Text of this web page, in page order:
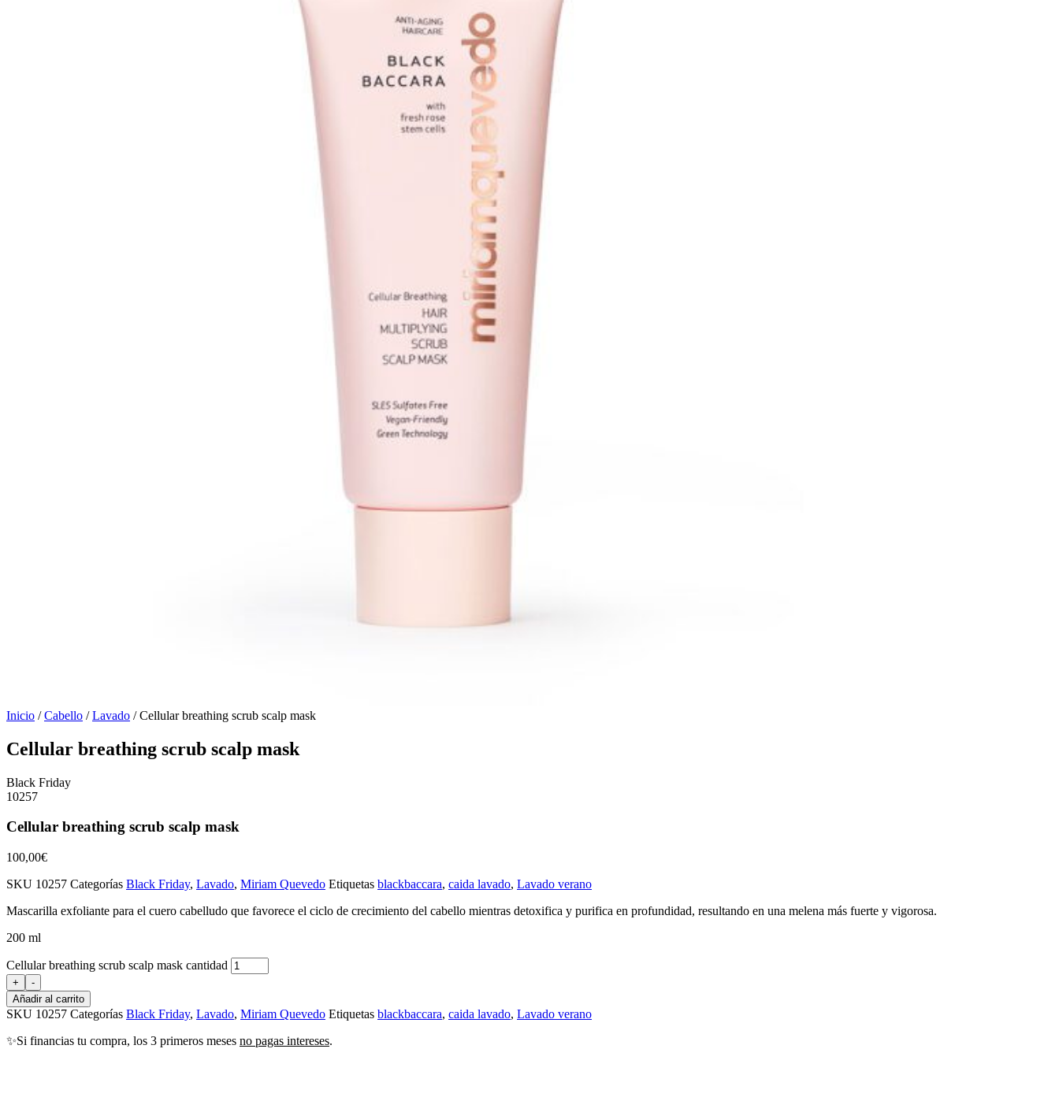
Inicio /Cabello /Lavado / Cellular breathing scrub scalp mask
Cellular breathing scrub scalp mask
Black Friday
10257
Cellular breathing scrub scalp mask
100,00€
SKU 10257 Categorías Black Friday, Lavado, Miriam Quevedo Etiquetas blackbaccara, caida lavado, Lavado verano
Mascarilla exfoliante para el cuero cabelludo que favorece el ciclo de crecimiento del cabello mientras detoxifica y purifica en profundidad, resultando en una melena más fuerte y vigorosa.
200 ml
Cellular breathing scrub scalp mask cantidad
+
-
Añadir al carrito
SKU 10257 Categorías Black Friday, Lavado, Miriam Quevedo Etiquetas blackbaccara, caida lavado, Lavado verano
✨Si financias tu compra, los 3 primeros meses no pagas intereses.